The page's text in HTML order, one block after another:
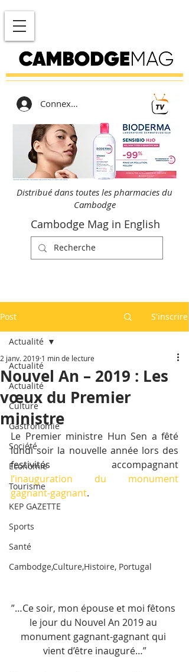
Connexion
Distribué dans toutes les pharmacies du
Cambodge
Cambodge Mag in English
Post S'inscrire
Actualité
Actualité
Culture
Gastronomie
Société
Economie
Tourisme
KEP GAZETTE
Sports
Santé
Cambodge,Culture,Histoire, Portugal
Actualité
Nouvel An – 2019 : Les
vœux du Premier
ministre
2 janv. 2019 1 min de lecture
Le Premier ministre Hun Sen a fêté
lundi soir la nouvelle année lors des
l’inauguration du monument
gagnant-gagnant.
”…Ce soir, mon épouse et moi fêtons
le jour du Nouvel An 2019 au
monument gagnant-gagnant qui
vient d’être inauguré…”